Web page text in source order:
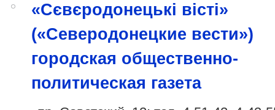
«Сєвєродонецькі вісті»
(«Северодонецкие вести»)
городская общественно-
политическая газета